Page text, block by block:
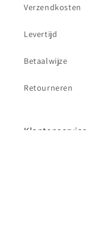
Verzendkosten
Levertijd
Betaalwijze
Retourneren
Klantenservice